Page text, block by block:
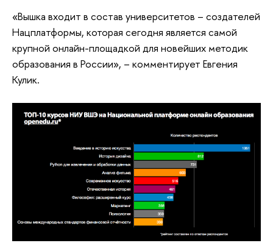
«Вышка входит в состав университетов – создателей
Нацплатформы, которая сегодня является самой
крупной онлайн-площадкой для новейших методик
образования в России», – комментирует Евгения
Кулик.